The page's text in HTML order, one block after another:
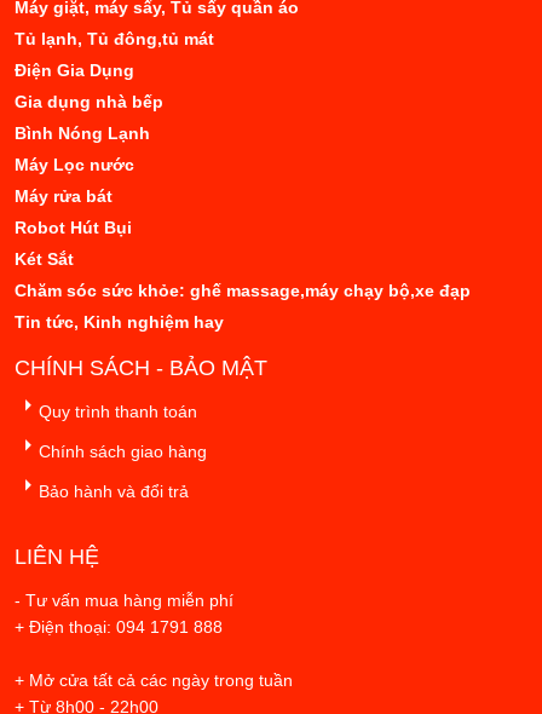
Máy giặt, máy sấy, Tủ sấy quần áo
Tủ lạnh, Tủ đông,tủ mát
Điện Gia Dụng
Gia dụng nhà bếp
Bình Nóng Lạnh
Máy Lọc nước
Máy rửa bát
Robot Hút Bụi
Két Sắt
Chăm sóc sức khỏe: ghế massage,máy chạy bộ,xe đạp
Tin tức, Kinh nghiệm hay
CHÍNH SÁCH - BẢO MẬT
Quy trình thanh toán
Chính sách giao hàng
Bảo hành và đổi trả
LIÊN HỆ
- Tư vấn mua hàng miễn phí
+ Điện thoại: 094 1791 888
+ Mở cửa tất cả các ngày trong tuần
+ Từ 8h00 - 22h00